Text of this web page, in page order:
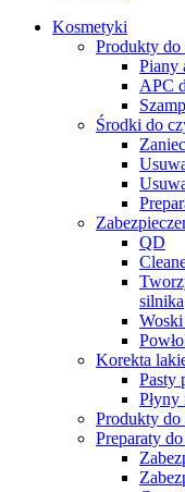
Kosmetyki
Produkty do
Piany
APC
Środki do
QD
silnika
Korekta
Pasty
Produkty
Preparaty